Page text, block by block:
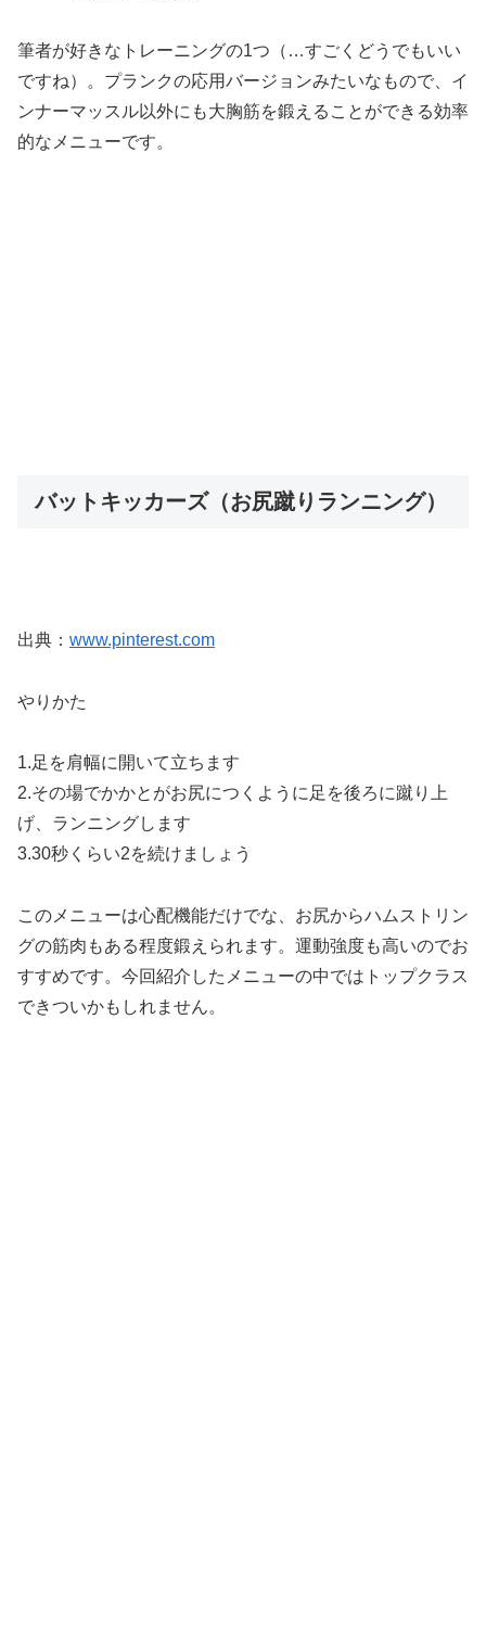
筆者が好きなトレーニングの1つ（…すごくどうでもいい
ですね）。プランクの応用バージョンみたいなもので、イ
ンナーマッスル以外にも大胸筋を鍛えることができる効率
的なメニューです。
バットキッカーズ（お尻蹴りランニング）
出典： www.pinterest.com
やりかた
1.足を肩幅に開いて立ちます
2.その場でかかとがお尻につくように足を後ろに蹴り上
げ、ランニングします
3.30秒くらい2を続けましょう
このメニューは心配機能だけでな、お尻からハムストリン
グの筋肉もある程度鍛えられます。運動強度も高いのでお
すすめです。今回紹介したメニューの中ではトップクラス
できついかもしれません。